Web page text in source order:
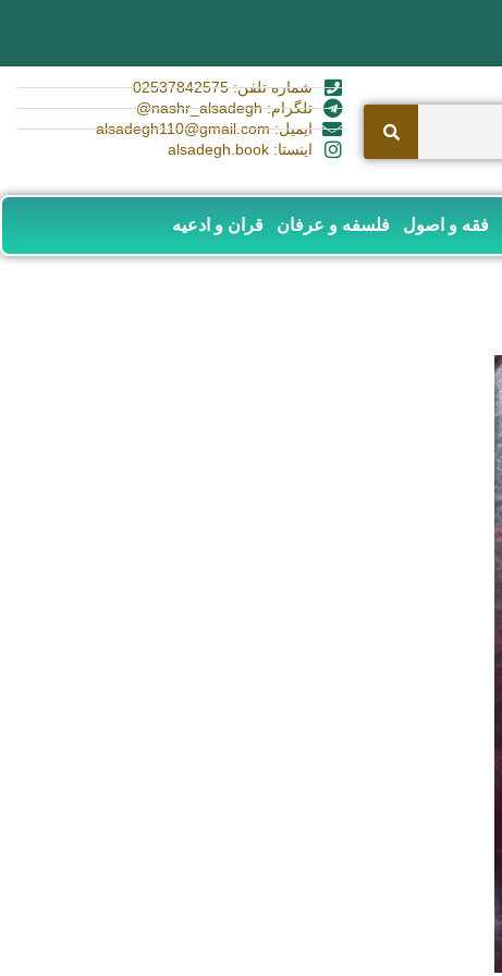
شماره تلفن: 02537842575
تلگرام: nashr_alsadegh@
ایمیل: alsadegh110@gmail.com
اینستا: alsadegh.book
فقه و اصول فلسفه و عرفان قران و ادعیه